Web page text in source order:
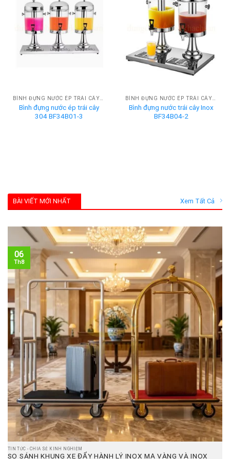
BÌNH ĐỰNG NƯỚC ÉP TRÁI CÂY BUFFET
Bình đựng nước ép trái cây
304 BF34B01-3
BÌNH ĐỰNG NƯỚC ÉP TRÁI CÂY BUFFET
Bình đựng nước trái cây Inox
BF34B04-2
BÀI VIẾT MỚI NHẤT Xem Tất Cả
TIN TỨC - CHIA SẺ KINH NGHIỆM
SO SÁNH KHUNG XE ĐẨY HÀNH LÝ INOX MẠ VÀNG VÀ INOX
06
Th8